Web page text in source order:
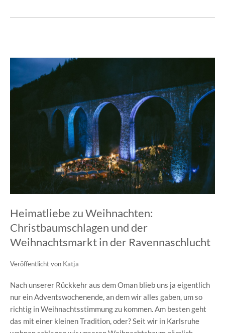
Heimatliebe zu Weihnachten:
Christbaumschlagen und der
Weihnachtsmarkt in der Ravennaschlucht
Veröffentlicht von Katja
Nach unserer Rückkehr aus dem Oman blieb uns ja eigentlich
nur ein Adventswochenende, an dem wir alles gaben, um so
richtig in Weihnachtsstimmung zu kommen. Am besten geht
das mit einer kleinen Tradition, oder? Seit wir in Karlsruhe